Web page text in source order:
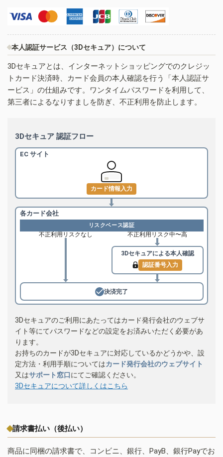
本人認証サービス（3Dセキュア）について
3Dセキュアとは、インターネットショッピングでのクレジッ
トカード決済時、カード会員の本人確認を行う「本人認証サ
ービス」の仕組みです。ワンタイムパスワードを利用して、
第三者によるなりすましを防ぎ、不正利用を防止します。
3Dセキュア 認証フロー
EC サイト
カード情報入力
各カード会社
リスクベース認証
不正利用リスクなし 不正利用リスク中〜高
3Dセキュアによる本人確認
認証番号入力
決済完了
3Dセキュアのご利用にあたってはカード発行会社のウェブサ
イト等にてパスワードなどの設定をお済みいただく必要があ
ります。
お持ちのカードが3Dセキュアに対応しているかどうかや、設
定方法・利用手順についてはカード発行会社のウェブサイト
又はサポート窓口にてご確認ください。
3Dセキュアについて詳しくはこちら
請求書払い（後払い）
商品に同梱の請求書で、コンビニ、銀行、PayB、銀行Payでお